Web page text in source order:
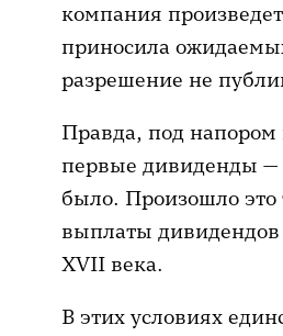
компания
приносила
разрешение не
Правда, под
первые дивиденды —
было. Произошло это
выплаты
XVII века.
В этих условиях